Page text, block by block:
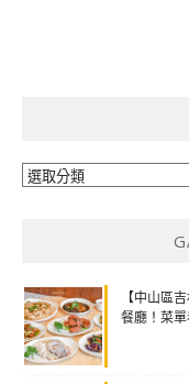
分
【中山區
餐廳！菜